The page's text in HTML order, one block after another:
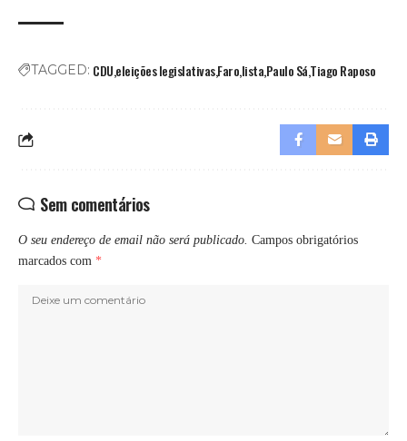
TAGGED: CDUeleições legislativasFarolistaPaulo SáTiago Raposo
Sem comentários
O seu endereço de email não será publicado. Campos obrigatórios
marcados com *